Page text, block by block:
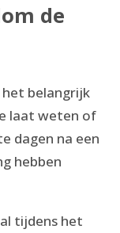
de
het belangrijk
laat weten of
dagen na een
hebben
tijdens het